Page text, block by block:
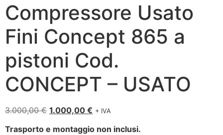
Compressore Usato
Fini Concept 865 a
pistoni Cod.
CONCEPT – USATO
3.000,00€ 1.000,00 € + IVA
Trasporto e montaggio non inclusi.